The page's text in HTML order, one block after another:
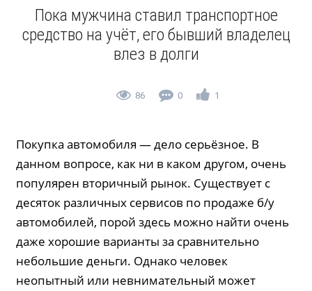
Пока мужчина ставил транспортное
средство на учёт, его бывший владелец
влез в долги
86 0 1
Покупка автомобиля — дело серьёзное. В
данном вопросе, как ни в каком другом, очень
популярен вторичный рынок. Существует с
десяток различных сервисов по продаже б/у
автомобилей, порой здесь можно найти очень
даже хорошие варианты за сравнительно
небольшие деньги. Однако человек
неопытный или невнимательный может